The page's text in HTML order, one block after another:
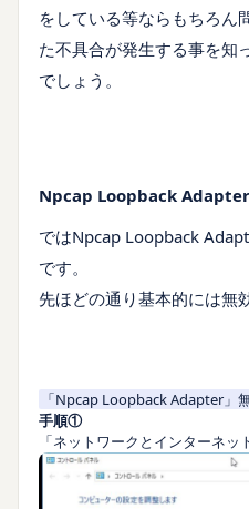
をしている等ならもちろん
た不具合が発生する事を知
でしょう。
Npcap Loopback Adapter
ではNpcap Loopback
です。
先ほどの通り基本的には無
「Npcap Loopback Adapter」
手順①
「ネットワークとインターネッ